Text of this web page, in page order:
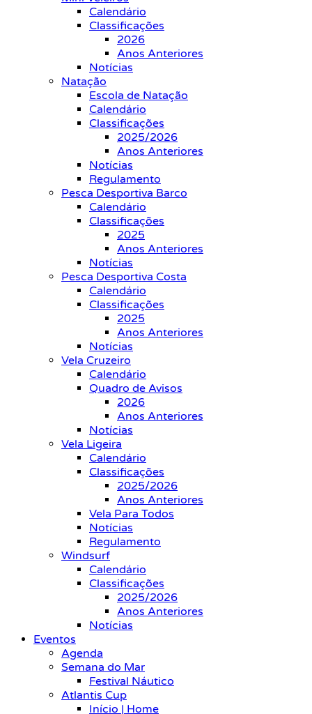
Calendário
Classificações
2026
Anos Anteriores
Notícias
Natação
Escola de Natação
Calendário
Classificações
2025/2026
Anos Anteriores
Notícias
Regulamento
Pesca Desportiva Barco
Calendário
Classificações
2025
Anos Anteriores
Notícias
Pesca Desportiva Costa
Calendário
Classificações
2025
Anos Anteriores
Notícias
Vela Cruzeiro
Calendário
Quadro de Avisos
2026
Anos Anteriores
Notícias
Vela Ligeira
Calendário
Classificações
2025/2026
Anos Anteriores
Vela Para Todos
Notícias
Regulamento
Windsurf
Calendário
Classificações
2025/2026
Anos Anteriores
Notícias
Eventos
Agenda
Semana do Mar
Festival Náutico
Atlantis Cup
Início | Home